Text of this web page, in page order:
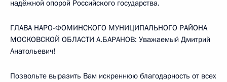
надёжной опорой Российского государства.
ГЛАВА НАРО-ФОМИНСКОГО МУНИЦИПАЛЬНОГО РАЙОНА
МОСКОВСКОЙ ОБЛАСТИ А.БАРАНОВ: Уважаемый Дмитрий
Анатольевич!
Позвольте выразить Вам искреннюю благодарность от всех